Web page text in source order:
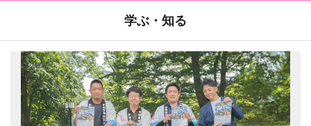
学ぶ・知る